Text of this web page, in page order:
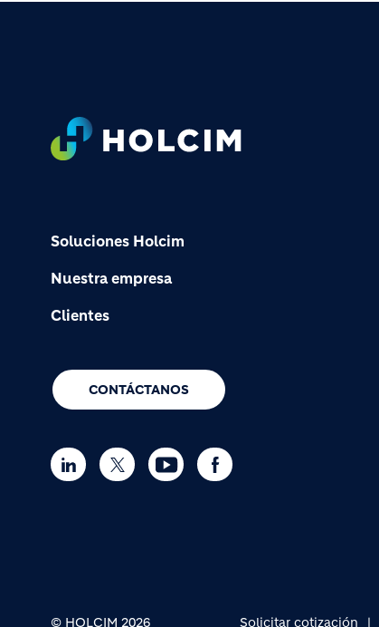
Soluciones Holcim
Nuestra empresa
Clientes
CONTÁCTANOS
© HOLCIM 2026 Solicitar cotización